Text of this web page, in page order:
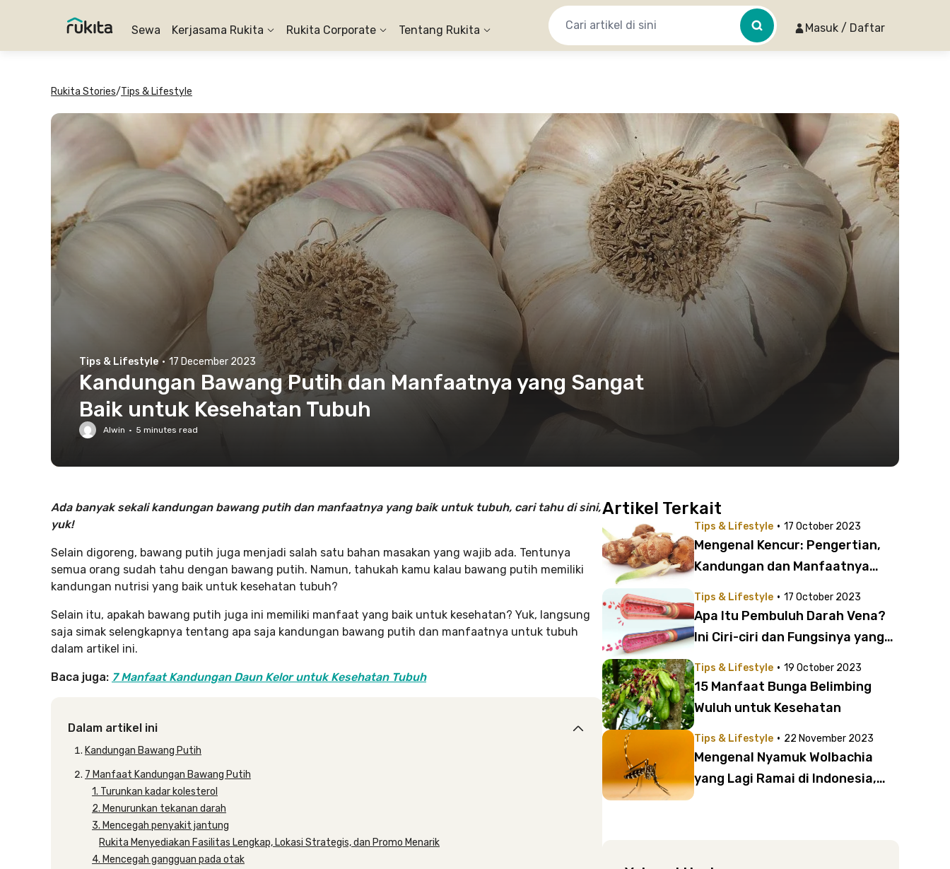
Sewa Kerjasama Rukita Rukita Corporate Tentang Rukita Masuk / Daftar
Rukita Stories/Tips & Lifestyle
Tips & Lifestyle · 17 December 2023
Kandungan Bawang Putih dan Manfaatnya yang Sangat
Baik untuk Kesehatan Tubuh
Alwin · 5 minutes read
Ada banyak sekali kandungan bawang putih dan manfaatnya yang baik untuk tubuh, cari tahu di sini,
yuk!
Selain digoreng, bawang putih juga menjadi salah satu bahan masakan yang wajib ada. Tentunya
semua orang sudah tahu dengan bawang putih. Namun, tahukah kamu kalau bawang putih memiliki
kandungan nutrisi yang baik untuk kesehatan tubuh?
Selain itu, apakah bawang putih juga ini memiliki manfaat yang baik untuk kesehatan? Yuk, langsung
saja simak selengkapnya tentang apa saja kandungan bawang putih dan manfaatnya untuk tubuh
dalam artikel ini.
Baca juga: 7 Manfaat Kandungan Daun Kelor untuk Kesehatan Tubuh
Dalam artikel ini
Kandungan Bawang Putih
7 Manfaat Kandungan Bawang Putih
1. Turunkan kadar kolesterol
2. Menurunkan tekanan darah
3. Mencegah penyakit jantung
Rukita Menyediakan Fasilitas Lengkap, Lokasi Strategis, dan Promo Menarik
4. Mencegah gangguan pada otak
Artikel Terkait
Tips & Lifestyle · 17 October 2023
Mengenal Kencur: Pengertian,
Kandungan dan Manfaatnya
Tips & Lifestyle · 17 October 2023
Apa Itu Pembuluh Darah Vena?
Ini Ciri-ciri dan Fungsinya yang
Tips & Lifestyle · 19 October 2023
15 Manfaat Bunga Belimbing
Wuluh untuk Kesehatan
Tips & Lifestyle · 22 November 2023
Mengenal Nyamuk Wolbachia
yang Lagi Ramai di Indonesia,